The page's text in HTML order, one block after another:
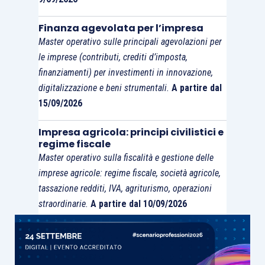
Va inoltre ricordato che l’opzione per l’Iva sui
canoni dileasingimmobiliarepotrà essere
sempre esercitatada qualsiasi concedente
soggetto passivo Iva (indipendentemente dalla
costruzione dell’immobile o dall’effettuazione
sullo stesso di lavori “pesanti”) nel caso dei c.d.
“alloggi sociali”di cui al D.M. 22/04/2008.
In caso di opzione per l’Iva sui canoni dileasing
immobiliare occorre infineindividuare le
aliquote Ivaapplicabili. Al riguardo va ricordato
che, in base a quanto previsto dall’articolo 16,
comma 3, D.P.R. 633/1972
(…) per le prestazioni
di servizi dipendenti da (…) contratti di locazione
Finanza agevolata per l’impresa
Master operativo sulle principali agevolazioni per
le imprese (contributi, crediti d’imposta,
finanziamenti) per investimenti in innovazione,
digitalizzazione e beni strumentali. A partire dal
15/09/2026
Impresa agricola: principi civilistici e
regime fiscale
Master operativo sulla fiscalità e gestione delle
imprese agricole: regime fiscale, società agricole,
tassazione redditi, IVA, agriturismo, operazioni
straordinarie. A partire dal 10/09/2026